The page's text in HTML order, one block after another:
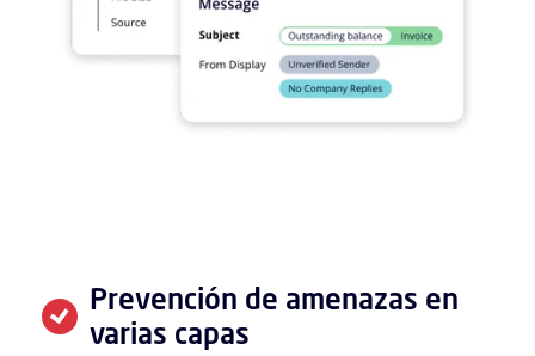
Prevención de amenazas en
varias capas